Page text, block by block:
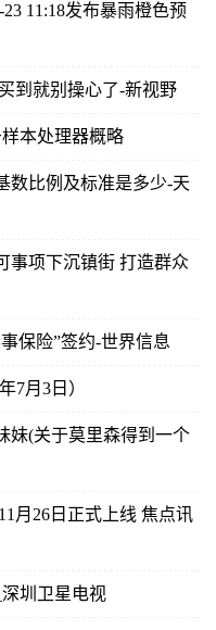
11:18发布暴雨橙色预
到就别操心了-新视野
本处理器概略
数比例及标准是多少-天
事项下沉镇街 打造群众
保险”签约-世界信息
7月3日）
妹(关于莫里森得到一个
月26日正式上线 焦点讯
圳卫星电视